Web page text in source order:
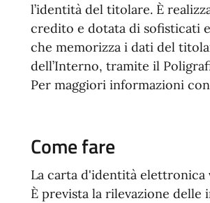
l’identità del titolare. È
credito e dotata di sofisticati
che memorizza i dati del
dell’Interno, tramite il
Per maggiori informazioni
Come fare
La carta d'identità elettronica
È prevista la rilevazione